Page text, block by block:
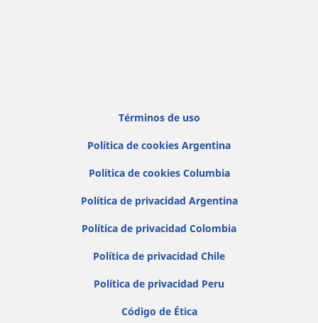
Términos de uso
Política de cookies Argentina
Política de cookies Columbia
Política de privacidad Argentina
Política de privacidad Colombia
Política de privacidad Chile
Política de privacidad Peru
Código de Ética